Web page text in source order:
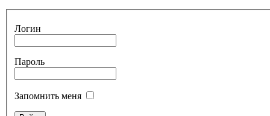
Логин
Пароль
Запомнить меня